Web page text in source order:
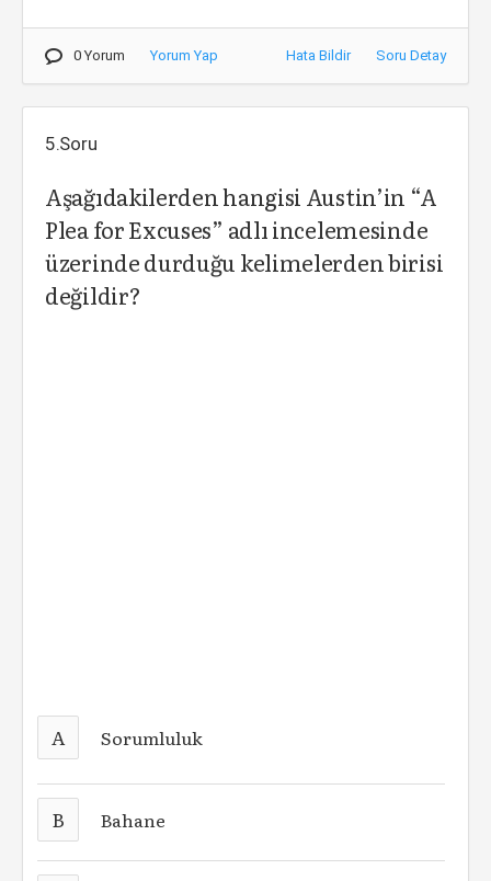
0 Yorum Yorum Yap Hata Bildir Soru Detay
5.Soru
Aşağıdakilerden hangisi Austin’in “A
Plea for Excuses” adlı incelemesinde
üzerinde durduğu kelimelerden birisi
değildir?
A Sorumluluk
B Bahane